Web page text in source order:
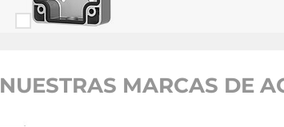
NUESTRAS MARCAS DE